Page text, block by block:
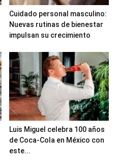
Cuidado personal masculino:
Nuevas rutinas de bienestar
impulsan su crecimiento
Luis Miguel celebra 100 años
de Coca-Cola en México con
este...